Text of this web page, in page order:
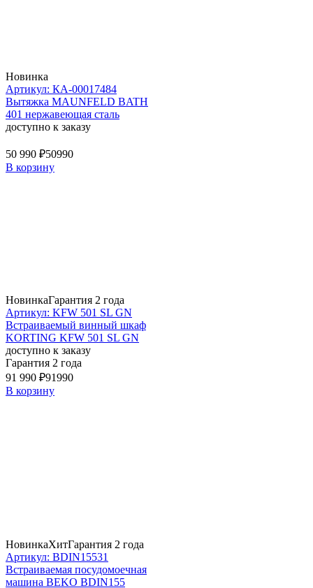
Новинка
Артикул: КА-00017484
Вытяжка MAUNFELD BATH
401 нержавеющая сталь
доступно к заказу
50 990 ₽50990
В корзину
НовинкаГарантия 2 года
Артикул: KFW 501 SL GN
Встраиваемый винный шкаф
KORTING KFW 501 SL GN
доступно к заказу
Гарантия 2 года
91 990 ₽91990
В корзину
НовинкаХитГарантия 2 года
Артикул: BDIN15531
Встраиваемая посудомоечная
машина BEKO BDIN155